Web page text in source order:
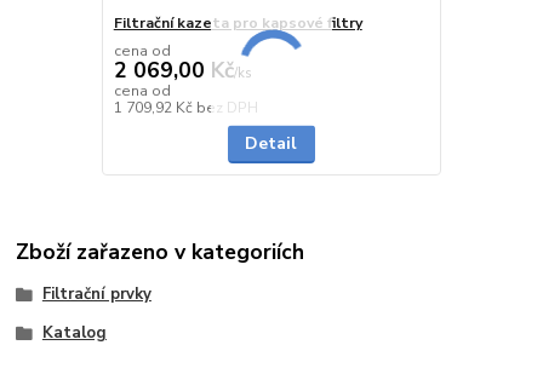
Filtrační kazeta pro kapsové filtry
cena od
2 069,00 Kč/ks
cena od
1 709,92 Kč bez DPH
Detail
Zboží zařazeno v kategoriích
Filtrační prvky
Katalog